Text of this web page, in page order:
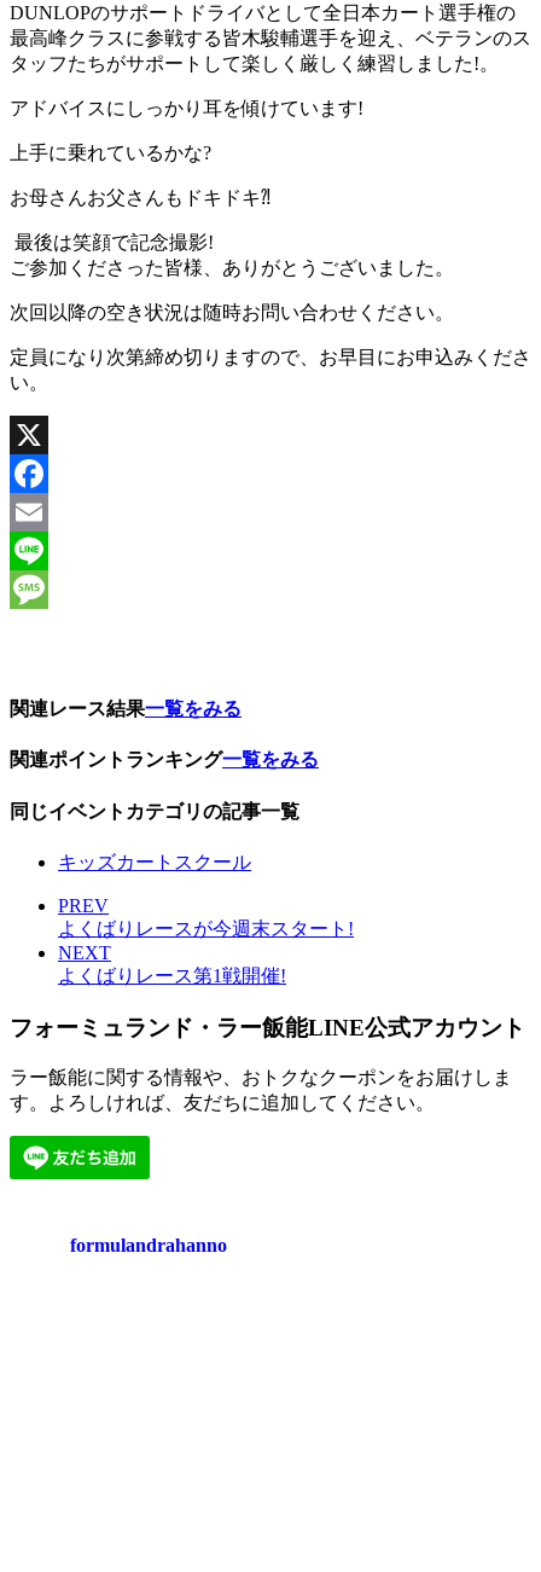
DUNLOPのサポートドライバとして全日本カート選手権の
最高峰クラスに参戦する皆木駿輔選手を迎え、ベテランのス
タッフたちがサポートして楽しく厳しく練習しました!。
アドバイスにしっかり耳を傾けています!
上手に乗れているかな?
お母さんお父さんもドキドキ⁈
最後は笑顔で記念撮影!
ご参加くださった皆様、ありがとうございました。
次回以降の空き状況は随時お問い合わせください。
定員になり次第締め切りますので、お早目にお申込みくださ
い。
X
Facebook
Email
Line
関連レース結果一覧をみる
関連ポイントランキング一覧をみる
同じイベントカテゴリの記事一覧
キッズカートスクール
PREV
よくばりレースが今週末スタート!
NEXT
よくばりレース第1戦開催!
フォーミュランド・ラー飯能LINE公式アカウント
ラー飯能に関する情報や、おトクなクーポンをお届けしま
す。よろしければ、友だちに追加してください。
formulandrahanno